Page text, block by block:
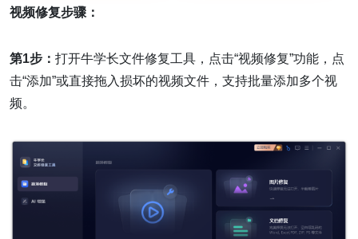
视频修复步骤：
第1步： 打开牛学长文件修复工具，点击“视频修复”功能，点
击“添加”或直接拖入损坏的视频文件，支持批量添加多个视
频。